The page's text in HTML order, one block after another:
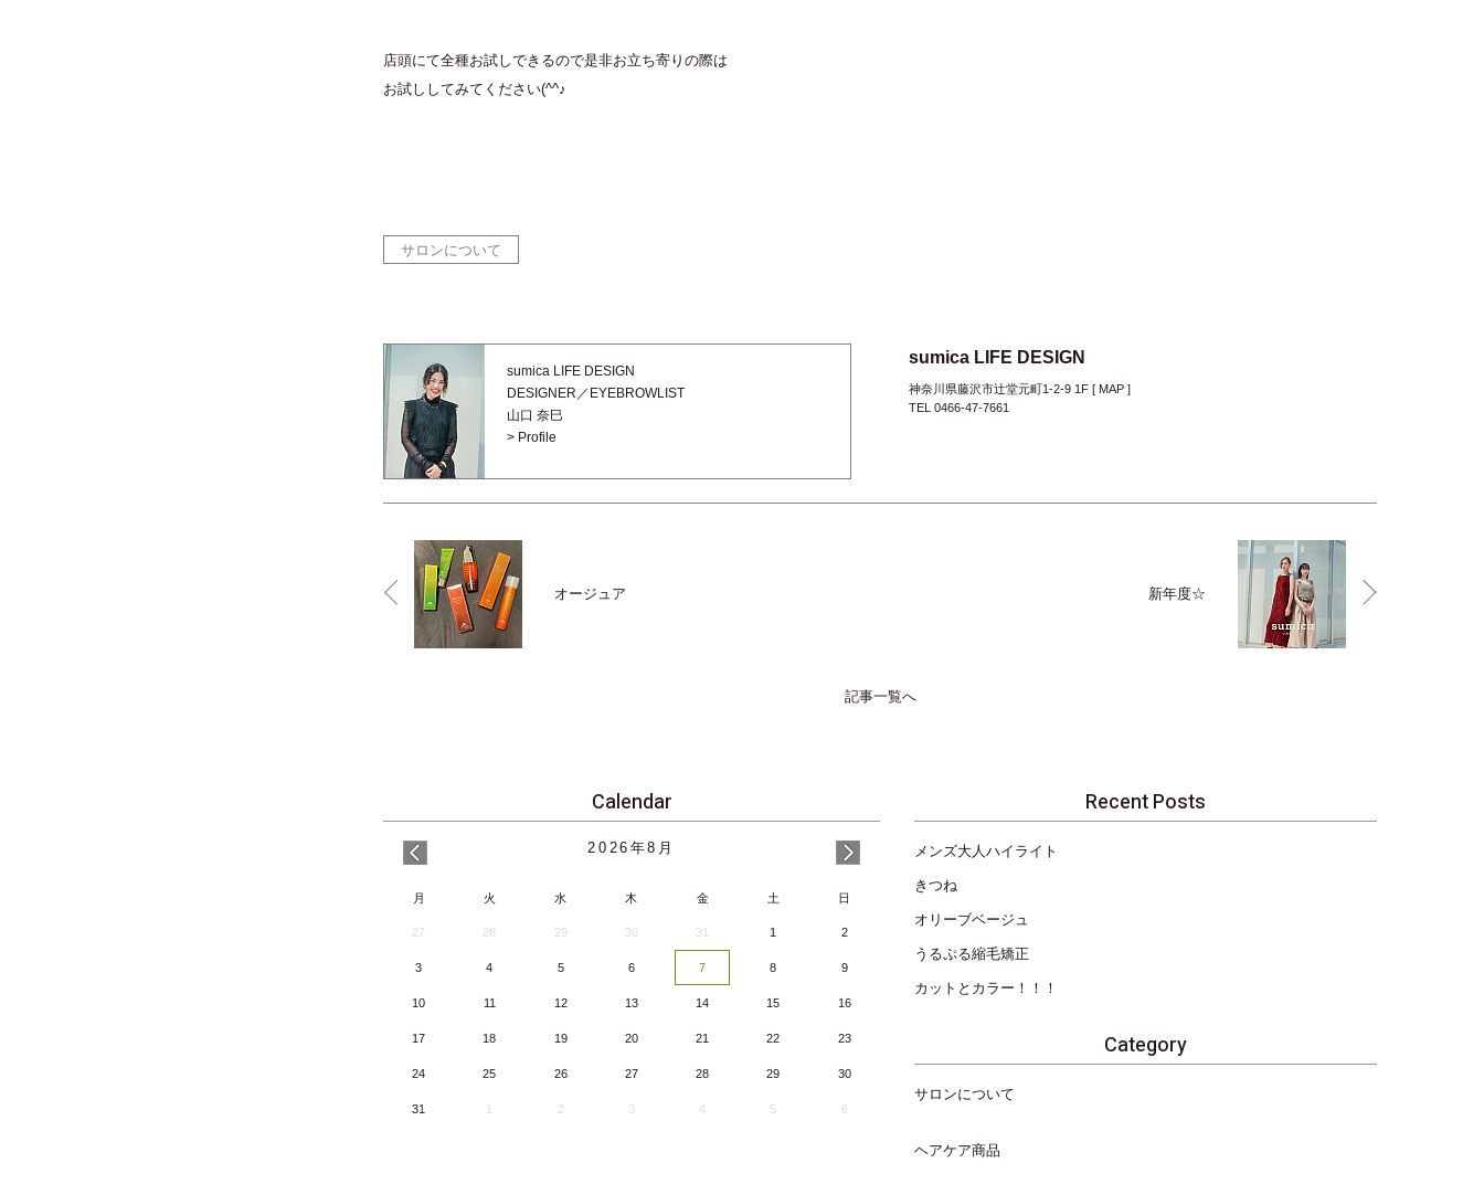
店頭にて全種お試しできるので是非お立ち寄りの際は
お試ししてみてください(^^♪
サロンについて
sumica LIFE DESIGN
DESIGNER／EYEBROWLIST
山口 奈巳
> Profile
sumica LIFE DESIGN
神奈川県藤沢市辻堂元町1-2-9 1F [ MAP ]
TEL 0466-47-7661
オージュア 新年度☆
記事一覧へ
Calendar
2026 年8月
月 火 水 木 金 土 日
27 28 29 30 31 1 2
3 4 5 6 7 8 9
10 11 12 13 14 15 16
17 18 19 20 21 22 23
24 25 26 27 28 29 30
31 1 2 3 4 5 6
Recent Posts
メンズ大人ハイライト
きつね
オリーブベージュ
うるぷる縮毛矯正
カットとカラー！！！
Category
サロンについて
ヘアケア商品